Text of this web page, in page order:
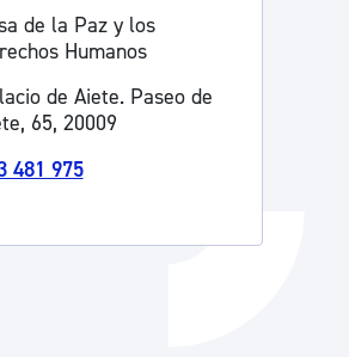
de la Paz y los
Humanos
de Aiete. Paseo de
65, 20009
481 975